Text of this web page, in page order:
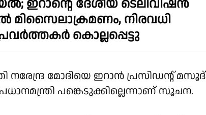
ഇറാൻ്റെ ദേശീയ ടെലിവിഷൻ
മിസൈലാക്രമണം, നിരവധി
കൊല്ലപ്പെട്ടു
നരേന്ദ്ര മോദിയെ ഇറാന്‍ പ്രസിഡന്റ് മസൂദ്
പങ്കെടുക്കില്ലെന്നാണ് സൂചന.